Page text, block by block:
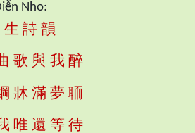
Nho:
生 詩 韻
歌 與 我 醉
牀 滿 夢 聏
唯 還 等 待